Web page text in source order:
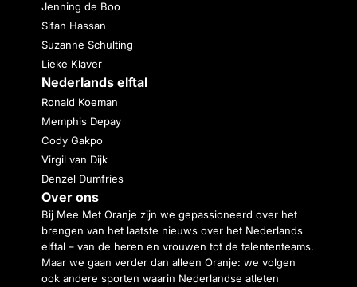
Jenning de Boo
Sifan Hassan
Suzanne Schulting
Lieke Klaver
Nederlands elftal
Ronald Koeman
Memphis Depay
Cody Gakpo
Virgil van Dijk
Denzel Dumfries
Over ons
Bij Mee Met Oranje zijn we gepassioneerd over het
brengen van het laatste nieuws over het Nederlands
elftal – van de heren en vrouwen tot de talententeams.
Maar we gaan verder dan alleen Oranje: we volgen
ook andere sporten waarin Nederlandse atleten